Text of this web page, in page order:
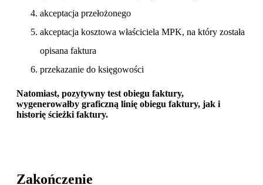
akceptacja przełożonego
akceptacja kosztowa właściciela MPK, na który została
opisana faktura
przekazanie do księgowości
Natomiast, pozytywny test obiegu faktury,
wygenerowałby graficzną linię obiegu faktury, jak i
historię ścieżki faktury.
Zakończenie